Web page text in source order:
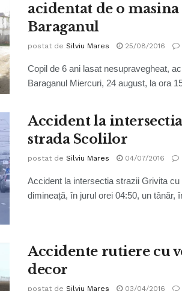
acidentat de o
Baraganul
postat de Silviu Mares 25/08/2016
Copil de 6 ani lasat nesupravegheat,
Baraganul Miercuri, 24 august, la ora
Accident la
strada Scolilor
postat de Silviu Mares 04/07/2016
Accident la intersectia strazii Grivita
dimineață, în jurul orei 04:50, un tânăr,
Accidente rutiere cu
decor
postat de Silviu Mares 03/04/2016